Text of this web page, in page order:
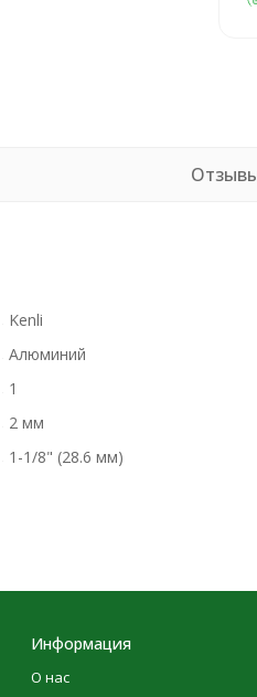
Kenli
Алюминий
1
2 мм
1-1/8" (28.6 мм)
Информация
О нас